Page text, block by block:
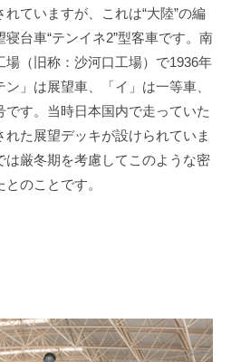
れていますが、これは“大陸”の編
台車“テンイネ2”型客車です。南
場（旧称：沙河口工場）で1936年
」は展望車、「イ」は一等車、
です。当時日本国内で走っていた
た展望デッキが設けられていま
は厳冬期を考慮してこのような密
のことです。